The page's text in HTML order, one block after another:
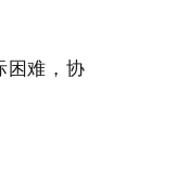
困难，协